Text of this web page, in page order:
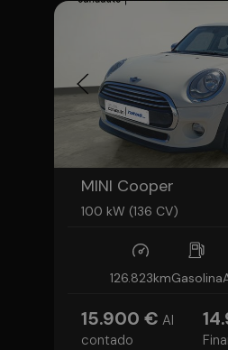
MINI Cooper
100 kW (136 CV)
126.823kmGasolina
15.900 € Al
contado